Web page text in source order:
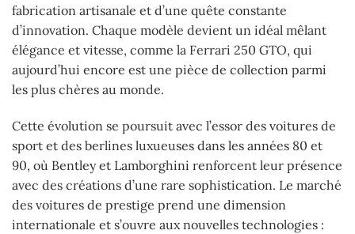
fabrication artisanale et d’une quête constante
d’innovation. Chaque modèle devient un idéal mêlant
élégance et vitesse, comme la Ferrari 250 GTO, qui
aujourd’hui encore est une pièce de collection parmi
les plus chères au monde.
Cette évolution se poursuit avec l’essor des voitures de
sport et des berlines luxueuses dans les années 80 et
90, où Bentley et Lamborghini renforcent leur présence
avec des créations d’une rare sophistication. Le marché
des voitures de prestige prend une dimension
internationale et s’ouvre aux nouvelles technologies :